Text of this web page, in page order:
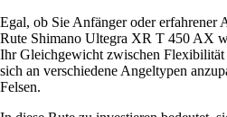
Egal, ob Sie Anfänger oder erfahrener
Rute Shimano Ultegra XR T 450 AX
Ihr Gleichgewicht zwischen Flexibilität
sich an verschiedene Angeltypen
Felsen.